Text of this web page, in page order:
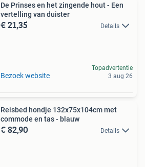
De Prinses en het zingende hout - Een
vertelling van duister
€ 21,35 Details
Bezoek website
Topadvertentie
3 aug 26
Reisbed hondje 132x75x104cm met
commode en tas - blauw
€ 82,90 Details